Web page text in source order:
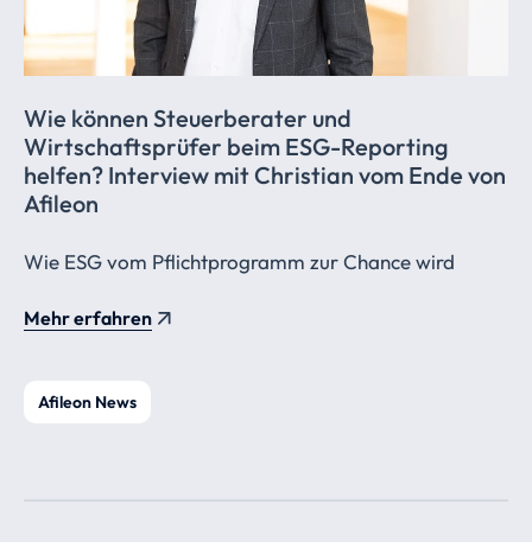
Wie können Steuerberater und
Wirtschaftsprüfer beim ESG-Reporting
helfen? Interview mit Christian vom Ende von
Afileon
Wie ESG vom Pflichtprogramm zur Chance wird
Mehr erfahren
Afileon News